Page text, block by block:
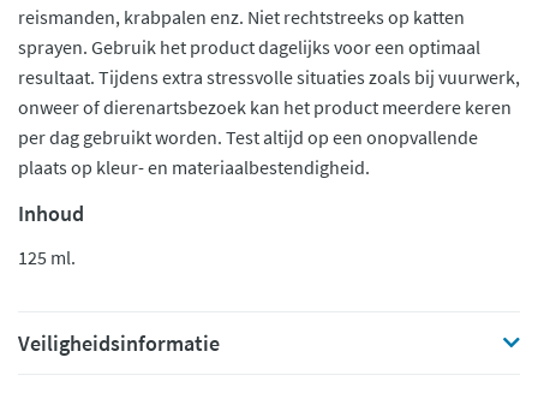
reismanden, krabpalen enz. Niet rechtstreeks op katten
sprayen. Gebruik het product dagelijks voor een optimaal
resultaat. Tijdens extra stressvolle situaties zoals bij vuurwerk,
onweer of dierenartsbezoek kan het product meerdere keren
per dag gebruikt worden. Test altijd op een onopvallende
plaats op kleur- en materiaalbestendigheid.
Inhoud
125 ml.
Veiligheidsinformatie